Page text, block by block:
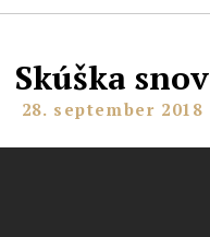
Skúška snov
28. september 2018